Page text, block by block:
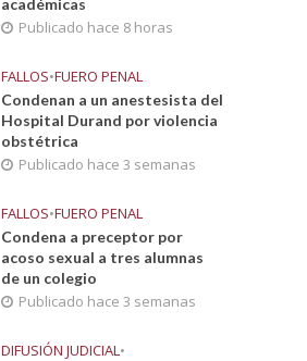
académicas
Publicado hace 8 horas
FALLOS•FUERO PENAL
Condenan a un anestesista del
Hospital Durand por violencia
obstétrica
Publicado hace 3 semanas
FALLOS•FUERO PENAL
Condena a preceptor por
acoso sexual a tres alumnas
de un colegio
Publicado hace 3 semanas
DIFUSIÓN JUDICIAL•